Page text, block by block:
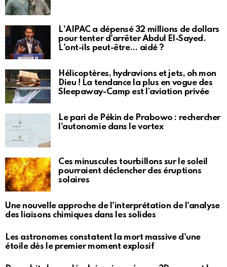
L'AIPAC a dépensé 32 millions de dollars
pour tenter d'arrêter Abdul El-Sayed.
L'ont-ils peut-être… aidé ?
Hélicoptères, hydravions et jets, oh mon
Dieu ! La tendance la plus en vogue des
Sleepaway-Camp est l’aviation privée
Le pari de Pékin de Prabowo : rechercher
l'autonomie dans le vortex
Ces minuscules tourbillons sur le soleil
pourraient déclencher des éruptions
solaires
Une nouvelle approche de l'interprétation de l'analyse
des liaisons chimiques dans les solides
Les astronomes constatent la mort massive d'une
étoile dès le premier moment explosif